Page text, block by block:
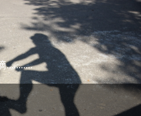
...........